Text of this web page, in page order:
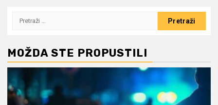
Pretraži:
MOŽDA STE PROPUSTILI